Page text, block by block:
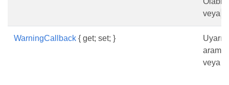
veya
WarningCallback { get; set; }
Uyarı
veya